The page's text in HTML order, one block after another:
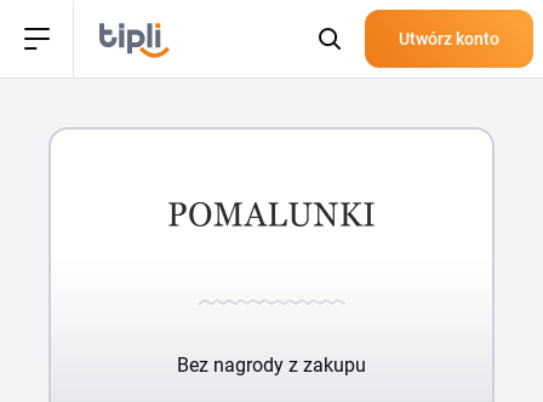
Utwórz konto
Bez nagrody z zakupu